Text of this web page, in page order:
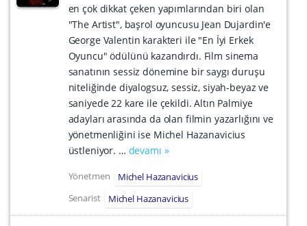
en çok dikkat çeken yapımlarından biri olan
"The Artist", başrol oyuncusu Jean Dujardin'e
George Valentin karakteri ile "En İyi Erkek
Oyuncu" ödülünü kazandırdı. Film sinema
sanatının sessiz dönemine bir saygı duruşu
niteliğinde diyalogsuz, sessiz, siyah-beyaz ve
saniyede 22 kare ile çekildi. Altın Palmiye
adayları arasında da olan filmin yazarlığını ve
yönetmenliğini ise Michel Hazanavicius
üstleniyor. … devamı »
Yönetmen
Michel Hazanavicius
Senarist
Michel Hazanavicius